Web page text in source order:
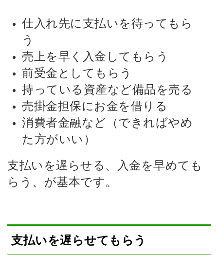
仕入れ先に支払いを待ってもら
う
売上を早く入金してもらう
前受金としてもらう
持っている資産など備品を売る
売掛金担保にお金を借りる
消費者金融など（できればやめ
た方がいい）
支払いを遅らせる、入金を早めても
らう、が基本です。
支払いを遅らせてもらう